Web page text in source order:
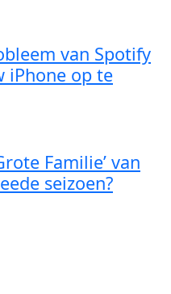
van Spotify
iPhone op te
Familie’ van
seizoen?